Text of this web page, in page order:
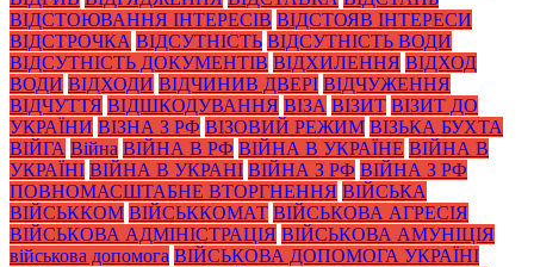
ВІДСТОЮВАННЯ ІНТЕРЕСІВ ВІДСТОЯВ ІНТЕРЕСИ
ВІДСТРОЧКА ВІДСУТНІСТЬ ВІДСУТНІСТЬ ВОДИ
ВІДСУТНІСТЬ ДОКУМЕНТІВ ВІДХИЛЕННЯ ВІДХОД
ВОДИ ВІДХОДИ ВІДЧИНИВ ДВЕРІ ВІДЧУЖЕННЯ
ВІДЧУТТЯ ВІДШКОДУВАННЯ ВІЗА ВІЗИТ ВІЗИТ ДО
УКРАЇНИ ВІЗНА З РФ ВІЗОВИЙ РЕЖИМ ВІЗЬКА БУХТА
ВІЙГА Війна ВІЙНА В РФ ВІЙНА В УКРАЇНЕ ВІЙНА В
УКРАЇНІ ВІЙНА В УКРАНІ ВІЙНА З РФ ВІЙНА З РФ
ПОВНОМАСШТАБНЕ ВТОРГНЕННЯ ВІЙСЬКА
ВІЙСЬККОМ ВІЙСЬККОМАТ ВІЙСЬКОВА АГРЕСІЯ
ВІЙСЬКОВА АДМІНІСТРАЦІЯ ВІЙСЬКОВА АМУНІЦІЯ
військова допомога ВІЙСЬКОВА ДОПОМОГА УКРАЇНІ